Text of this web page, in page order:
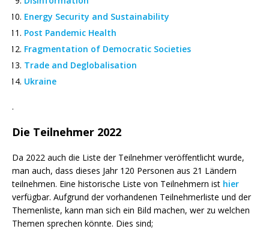
Energy Security and Sustainability
Post Pandemic Health
Fragmentation of Democratic Societies
Trade and Deglobalisation
Ukraine
.
Die Teilnehmer 2022
Da 2022 auch die Liste der Teilnehmer veröffentlicht wurde,
man auch, dass dieses Jahr 120 Personen aus 21 Ländern
teilnehmen. Eine historische Liste von Teilnehmern ist hier
verfügbar. Aufgrund der vorhandenen Teilnehmerliste und der
Themenliste, kann man sich ein Bild machen, wer zu welchen
Themen sprechen könnte. Dies sind;